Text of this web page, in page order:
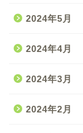
2024年5月
2024年4月
2024年3月
2024年2月